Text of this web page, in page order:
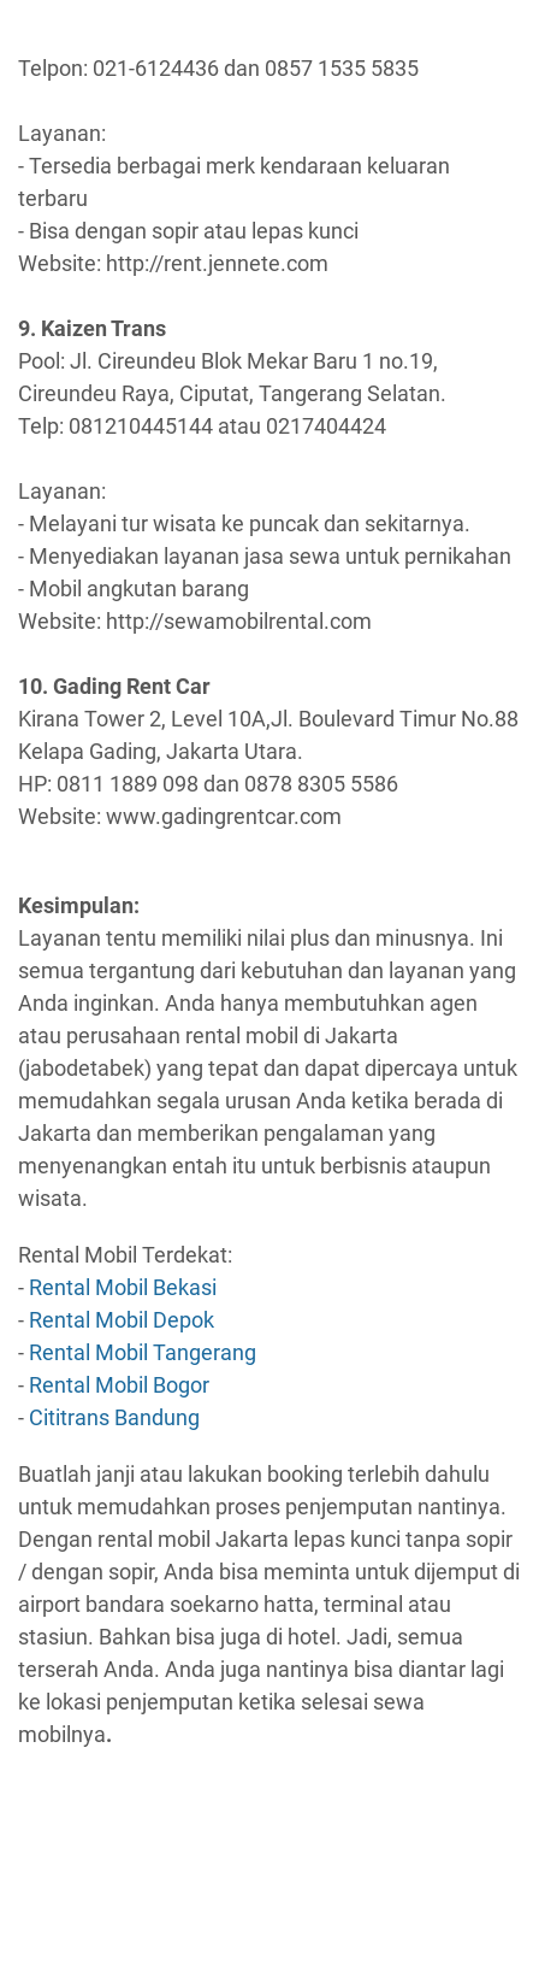
Telpon: 021-6124436 dan 0857 1535 5835
Layanan:
- Tersedia berbagai merk kendaraan keluaran
terbaru
- Bisa dengan sopir atau lepas kunci
Website: http://rent.jennete.com
9. Kaizen Trans
Pool: Jl. Cireundeu Blok Mekar Baru 1 no.19,
Cireundeu Raya, Ciputat, Tangerang Selatan.
Telp: 081210445144 atau 0217404424
Layanan:
- Melayani tur wisata ke puncak dan sekitarnya.
- Menyediakan layanan jasa sewa untuk pernikahan
- Mobil angkutan barang
Website: http://sewamobilrental.com
10. Gading Rent Car
Kirana Tower 2, Level 10A,Jl. Boulevard Timur No.88
Kelapa Gading, Jakarta Utara.
HP: 0811 1889 098 dan 0878 8305 5586
Website: www.gadingrentcar.com
Kesimpulan:
Layanan tentu memiliki nilai plus dan minusnya. Ini
semua tergantung dari kebutuhan dan layanan yang
Anda inginkan. Anda hanya membutuhkan agen
atau perusahaan rental mobil di Jakarta
(jabodetabek) yang tepat dan dapat dipercaya untuk
memudahkan segala urusan Anda ketika berada di
Jakarta dan memberikan pengalaman yang
menyenangkan entah itu untuk berbisnis ataupun
wisata.
Rental Mobil Terdekat:
- Rental Mobil Bekasi
- Rental Mobil Depok
- Rental Mobil Tangerang
- Rental Mobil Bogor
- Cititrans Bandung
Buatlah janji atau lakukan booking terlebih dahulu
untuk memudahkan proses penjemputan nantinya.
Dengan rental mobil Jakarta lepas kunci tanpa sopir
/ dengan sopir, Anda bisa meminta untuk dijemput di
airport bandara soekarno hatta, terminal atau
stasiun. Bahkan bisa juga di hotel. Jadi, semua
terserah Anda. Anda juga nantinya bisa diantar lagi
ke lokasi penjemputan ketika selesai sewa
mobilnya.